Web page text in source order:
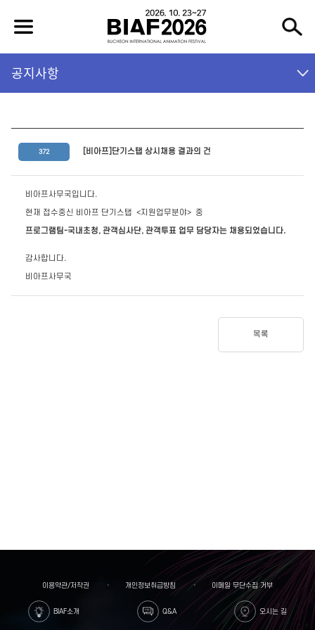
공지사항
372 [비아프]단기스탭 상시채용 결과의 건
비아프사무국입니다.
현재 접수중신 비아프 단기스탭 <지원업무분야> 중
프로그램팀-국내초청, 관객심사단, 관객투표 업무 담당자는 채용되었습니다.
감사합니다.
비아프사무국
목록
이용약관/저작권 개인정보취급방침 이메일 무단수집 거부
BIAF소개 Q&A 오시는 길